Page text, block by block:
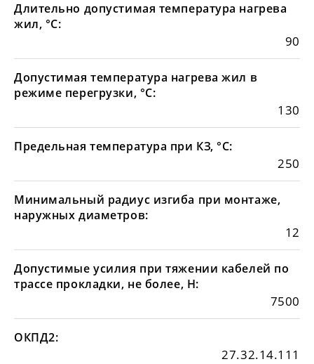
Длительно допустимая температура нагрева
жил, °С:
90
Допустимая температура нагрева жил в
режиме перегрузки, °С:
130
Предельная температура при КЗ, °С:
250
Минимальный радиус изгиба при монтаже,
наружных диаметров:
12
Допустимые усилия при тяжении кабелей по
трассе прокладки, не более, Н:
7500
ОКПД2:
27.32.14.111